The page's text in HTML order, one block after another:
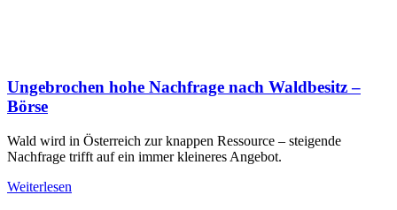
Ungebrochen hohe Nachfrage nach Waldbesitz –
Börse
Wald wird in Österreich zur knappen Ressource – steigende
Nachfrage trifft auf ein immer kleineres Angebot.
Weiterlesen